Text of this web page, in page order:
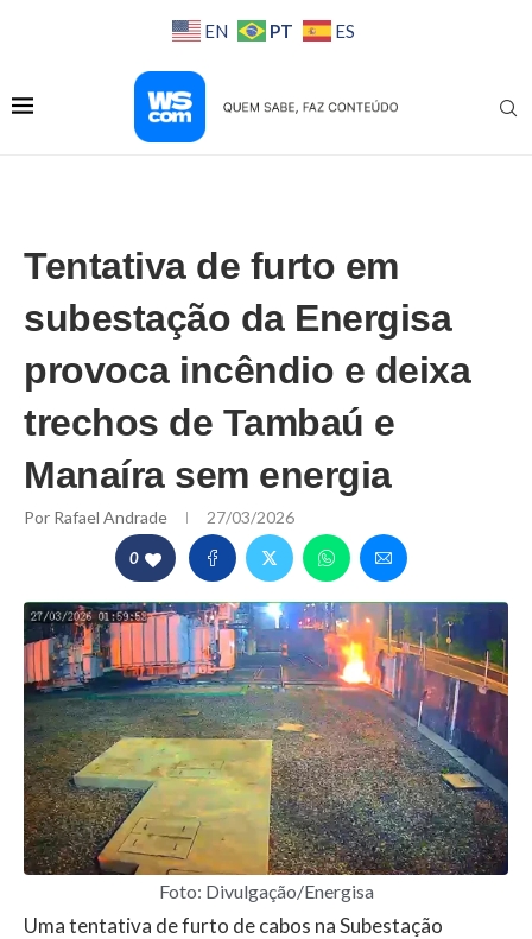
EN PT ES
Tentativa de furto em
subestação da Energisa
provoca incêndio e deixa
trechos de Tambaú e
Manaíra sem energia
Por Rafael Andrade 27/03/2026
0
Foto: Divulgação/Energisa
Uma tentativa de furto de cabos na Subestação